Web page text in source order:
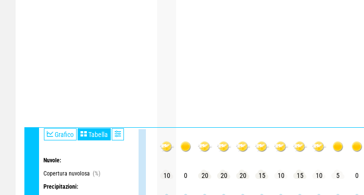
Grafico Tabella
Nuvole:
Copertura nuvolosa (%)
Precipitazioni:
10 0 20 20 20 15 10 15 10 5 0